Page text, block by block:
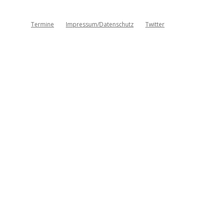
Termine Impressum/Datenschutz Twitter